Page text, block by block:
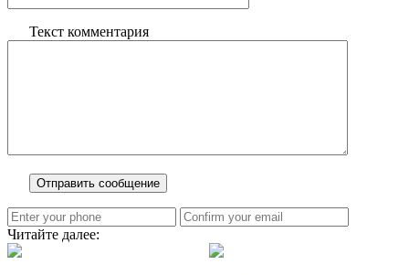
Текст комментария
Читайте далее: